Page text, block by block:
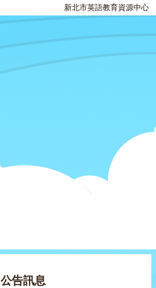
新北市英語教育資源中心
公告訊息